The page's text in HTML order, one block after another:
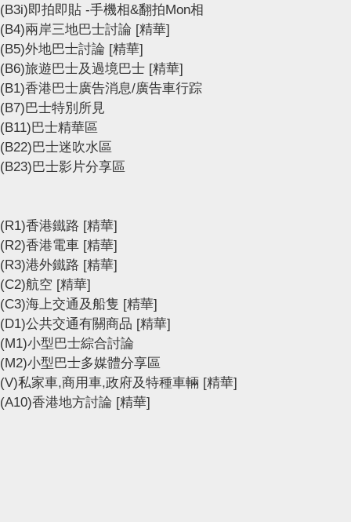
(B3i)即拍即貼 -手機相&翻拍Mon相
(B4)兩岸三地巴士討論 [精華]
(B5)外地巴士討論 [精華]
(B6)旅遊巴士及過境巴士 [精華]
(B1)香港巴士廣告消息/廣告車行踪
(B7)巴士特別所見
(B11)巴士精華區
(B22)巴士迷吹水區
(B23)巴士影片分享區
(R1)香港鐵路 [精華]
(R2)香港電車 [精華]
(R3)港外鐵路 [精華]
(C2)航空 [精華]
(C3)海上交通及船隻 [精華]
(D1)公共交通有關商品 [精華]
(M1)小型巴士綜合討論
(M2)小型巴士多媒體分享區
(V)私家車,商用車,政府及特種車輛 [精華]
(A10)香港地方討論 [精華]